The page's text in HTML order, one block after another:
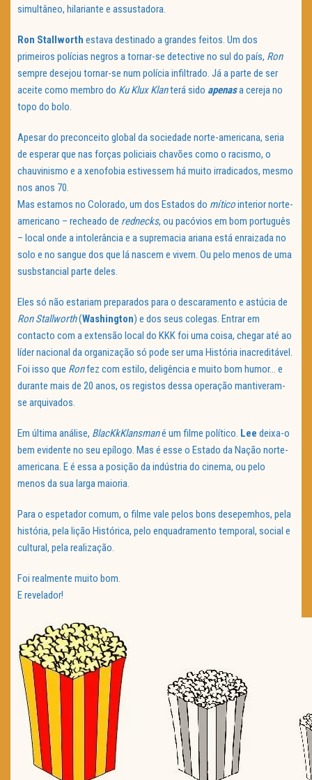
simultâneo, hilariante e assustadora.
Ron Stallworth estava destinado a grandes feitos. Um dos
primeiros polícias negros a tornar-se detective no sul do país, Ron
sempre desejou tornar-se num polícia infiltrado. Já a parte de ser
aceite como membro do Ku Klux Klanterá sido apenasa cereja no
topo do bolo.
Apesar do preconceito global da sociedade norte-americana, seria
de esperar que nas forças policiais chavões como o racismo, o
chauvinismo e a xenofobia estivessem há muito irradicados, mesmo
nos anos 70.
Mas estamos no Colorado, um dos Estados do míticointerior norte-
americano – recheado de rednecks, ou pacóvios em bom português
– local onde a intolerância e a supremacia ariana está enraizada no
solo e no sangue dos que lá nascem e vivem. Ou pelo menos de uma
susbstancial parte deles.
Eles só não estariam preparados para o descaramento e astúcia de
Ron Stallworth(Washington) e dos seus colegas. Entrar em
contacto com a extensão local do KKK foi uma coisa, chegar até ao
líder nacional da organização só pode ser uma História inacreditável.
Foi isso que Ronfez com estilo, deligência e muito bom humor… e
durante mais de 20 anos, os registos dessa operação mantiveram-
se arquivados.
Em última análise, BlacKkKlansmané um filme político. Lee deixa-o
bem evidente no seu epílogo. Mas é esse o Estado da Nação norte-
americana. E é essa a posição da indústria do cinema, ou pelo
menos da sua larga maioria.
Para o espetador comum, o filme vale pelos bons desepemhos, pela
história, pela lição Histórica, pelo enquadramento temporal, social e
cultural, pela realização.
Foi realmente muito bom.
E revelador!